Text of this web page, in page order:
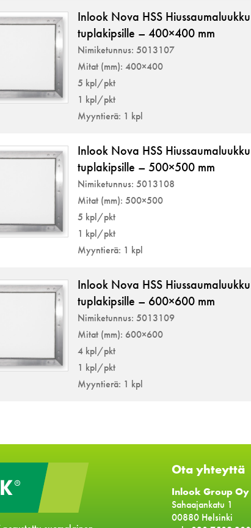
Inlook Nova HSS Hiussaumaluukku
tuplakipsille – 400×400 mm
Nimiketunnus: 5013107
Mitat (mm): 400×400
5 kpl/pkt
1 kpl/pkt
Myyntierä: 1 kpl
Inlook Nova HSS Hiussaumaluukku
tuplakipsille – 500×500 mm
Nimiketunnus: 5013108
Mitat (mm): 500×500
5 kpl/pkt
1 kpl/pkt
Myyntierä: 1 kpl
Inlook Nova HSS Hiussaumaluukku
tuplakipsille – 600×600 mm
Nimiketunnus: 5013109
Mitat (mm): 600×600
4 kpl/pkt
1 kpl/pkt
Myyntierä: 1 kpl
Ota yhteyttä
Inlook Group Oy
Sahaajankatu 1
00880 Helsinki